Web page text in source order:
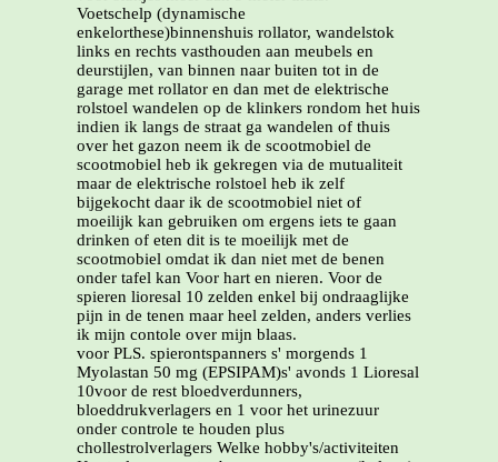
Voetschelp (dynamische
enkelorthese)binnenshuis rollator, wandelstok
links en rechts vasthouden aan meubels en
deurstijlen, van binnen naar buiten tot in de
garage met rollator en dan met de elektrische
rolstoel wandelen op de klinkers rondom het huis
indien ik langs de straat ga wandelen of thuis
over het gazon neem ik de scootmobiel de
scootmobiel heb ik gekregen via de mutualiteit
maar de elektrische rolstoel heb ik zelf
bijgekocht daar ik de scootmobiel niet of
moeilijk kan gebruiken om ergens iets te gaan
drinken of eten dit is te moeilijk met de
scootmobiel omdat ik dan niet met de benen
onder tafel kan Voor hart en nieren. Voor de
spieren lioresal 10 zelden enkel bij ondraaglijke
pijn in de tenen maar heel zelden, anders verlies
ik mijn contole over mijn blaas.
voor PLS. spierontspanners s' morgends 1
Myolastan 50 mg (EPSIPAM)s' avonds 1 Lioresal
10voor de rest bloedverdunners,
bloeddrukverlagers en 1 voor het urinezuur
onder controle te houden plus
chollestrolverlagers Welke hobby's/activiteiten